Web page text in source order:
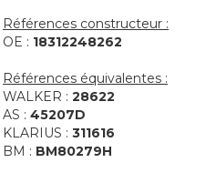
Références constructeur :
OE : 18312248262
Références équivalentes :
WALKER : 28622
AS : 45207D
KLARIUS : 311616
BM : BM80279H